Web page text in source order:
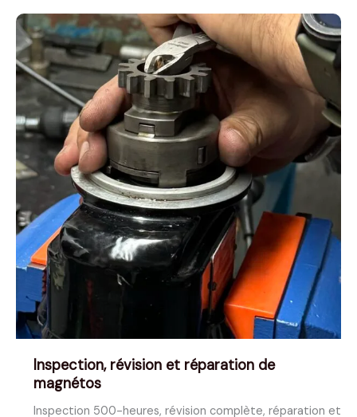
Moteur
de
l’aviation
générale
depuis
plus
de
45
ans
Inspection, révision et réparation de
magnétos
Inspection 500-heures, révision complète, réparation et